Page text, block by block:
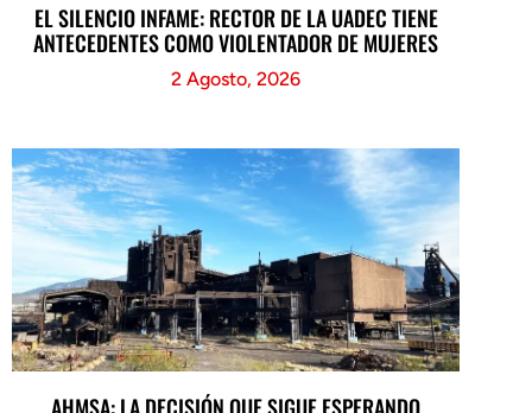
EL SILENCIO INFAME: RECTOR DE LA UADEC TIENE
ANTECEDENTES COMO VIOLENTADOR DE MUJERES
2 Agosto, 2026